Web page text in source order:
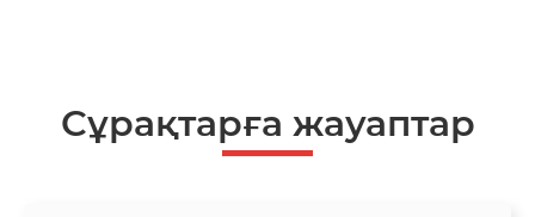
Сұрақтарға жауаптар